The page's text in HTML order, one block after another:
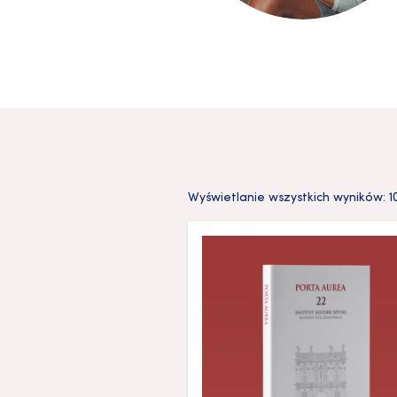
Wyświetlanie wszystkich wyników: